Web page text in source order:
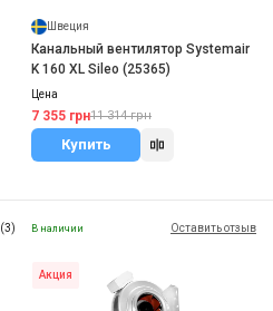
Швеция
Канальный вентилятор Systemair
K 160 XL Sileo (25365)
Цена
7 355 грн11 314 грн
Купить
(3) В наличии Оставить отзыв
Акция